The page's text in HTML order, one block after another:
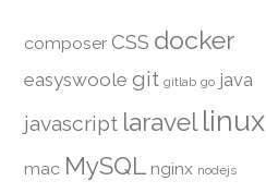
composer CSS docker
easyswoole git gitlab go java
javascript laravel linux
mac MySQL nginx nodejs